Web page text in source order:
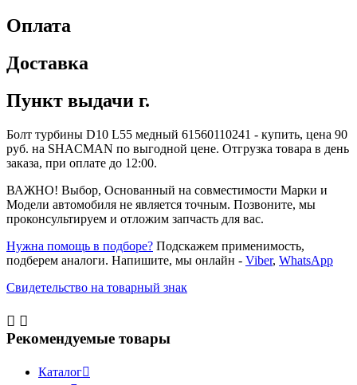
Оплата
Доставка
Пункт выдачи г.
Болт турбины D10 L55 медный 61560110241 - купить, цена 90
руб. на SHACMAN по выгодной цене. Отгрузка товара в день
заказа, при оплате до 12:00.
ВАЖНО! Выбор, Основанный на совместимости Марки и
Модели автомобиля не является точным. Позвоните, мы
проконсультируем и отложим запчасть для вас.
Нужна помощь в подборе? Подскажем применимость,
подберем аналоги. Напишите, мы онлайн - Viber, WhatsApp
Свидетельство на товарный знак
 
Рекомендуемые товары
Каталог